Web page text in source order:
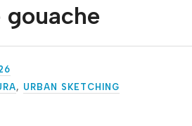
, URBAN SKETCHING